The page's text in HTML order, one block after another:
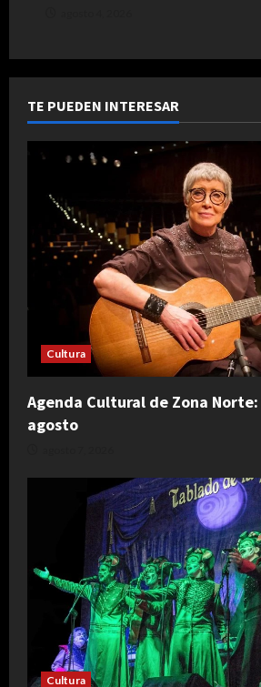
TE PUEDEN INTERESAR
Cultura
Agenda Cultural de Zona
agosto
Cultura